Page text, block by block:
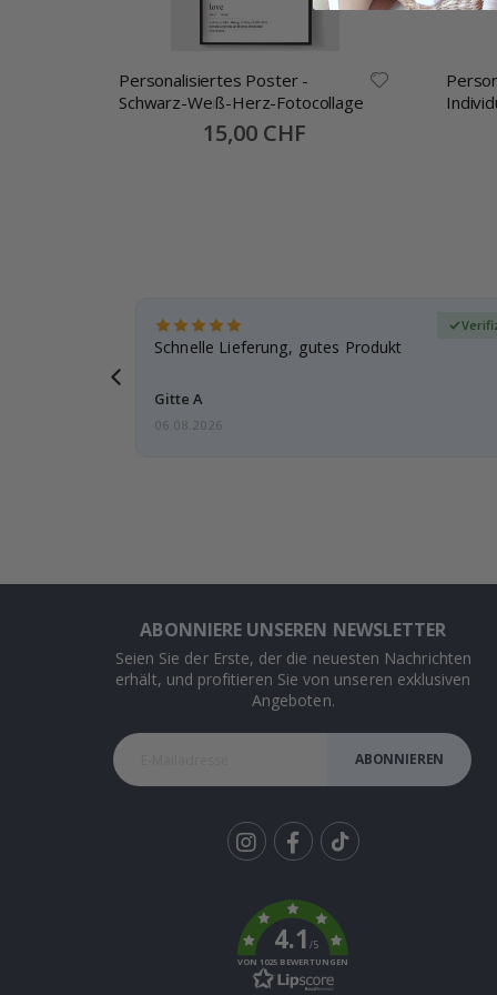
Personalisiertes Poster -
Schwarz-Weiß-Herz-Fotocollage
Special
Price
15,00 CHF
alles
Schnelle Lieferung, gutes Produkt
Gitte A
06.08.2026
ABONNIERE UNSEREN NEWSLETTER
Seien Sie der Erste, der die neuesten Nachrichten
erhält, und profitieren Sie von unseren exklusiven
Angeboten.
ABONNIEREN
k
4.1/5
VON 1025 BEWERTUNGEN